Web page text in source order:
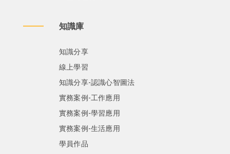
知識庫
知識分享
線上學習
知識分享-認識心智圖法
實務案例-工作應用
實務案例-學習應用
實務案例-生活應用
學員作品